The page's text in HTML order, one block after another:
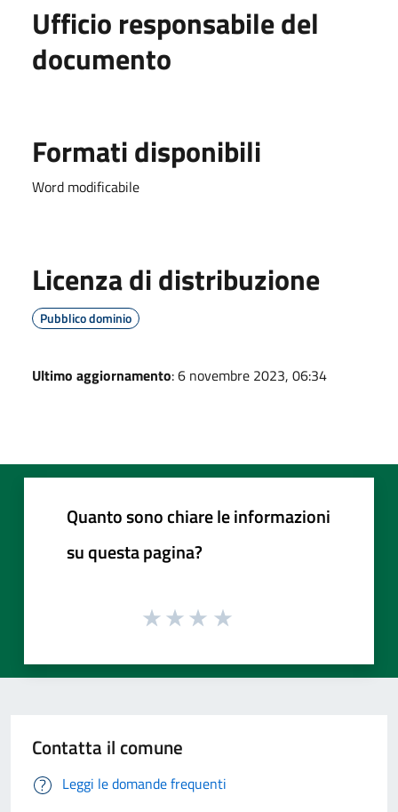
Ufficio responsabile del
documento
Formati disponibili
Word modificabile
Licenza di distribuzione
Pubblico dominio
Ultimo aggiornamento: 6 novembre 2023, 06:34
Quanto sono chiare le informazioni
su questa pagina?
Contatta il comune
Leggi le domande frequenti